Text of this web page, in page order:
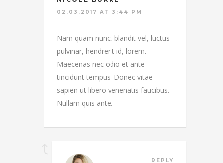
02.03.2017 AT 3:44 PM
Nam quam nunc, blandit vel, luctus
pulvinar, hendrerit id, lorem.
Maecenas nec odio et ante
tincidunt tempus. Donec vitae
sapien ut libero venenatis faucibus.
Nullam quis ante.
REPLY